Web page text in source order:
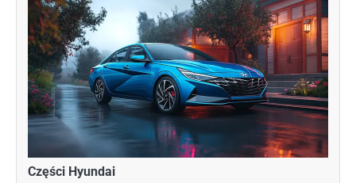
Części Hyundai